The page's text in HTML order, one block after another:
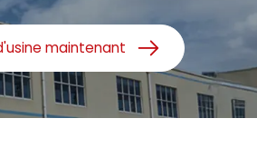
maintenant